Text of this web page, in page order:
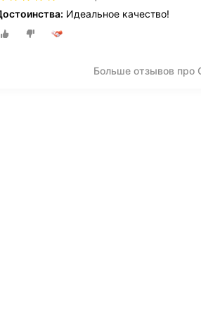
Идеальное качество!
Больше отзывов про